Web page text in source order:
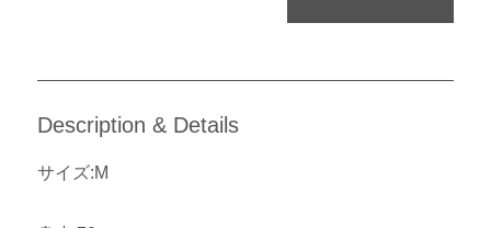
Description & Details
サイズ:M